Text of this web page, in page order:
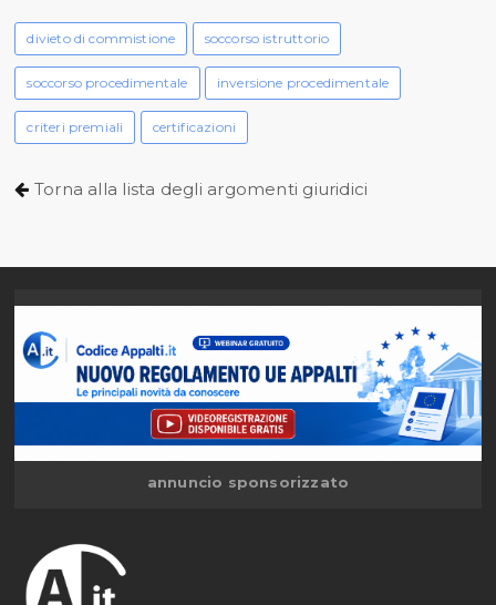
divieto di commistione soccorso istruttorio
soccorso procedimentale inversione procedimentale
criteri premiali certificazioni
Torna alla lista degli argomenti giuridici
annuncio sponsorizzato